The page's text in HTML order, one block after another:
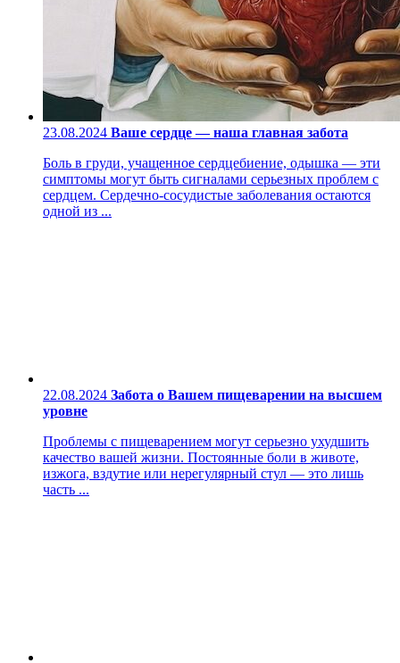
23.08.2024 Ваше сердце — наша главная забота
Боль в груди, учащенное сердцебиение, одышка — эти
симптомы могут быть сигналами серьезных проблем с
сердцем. Сердечно-сосудистые заболевания остаются
одной из ...
22.08.2024 Забота о Вашем пищеварении на высшем
уровне
Проблемы с пищеварением могут серьезно ухудшить
качество вашей жизни. Постоянные боли в животе,
изжога, вздутие или нерегулярный стул — это лишь
часть ...